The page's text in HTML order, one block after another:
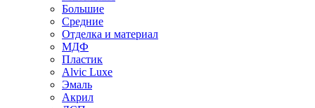
Большие
Средние
Отделка и материал
МДФ
Пластик
Alvic Luxe
Эмаль
Акрил